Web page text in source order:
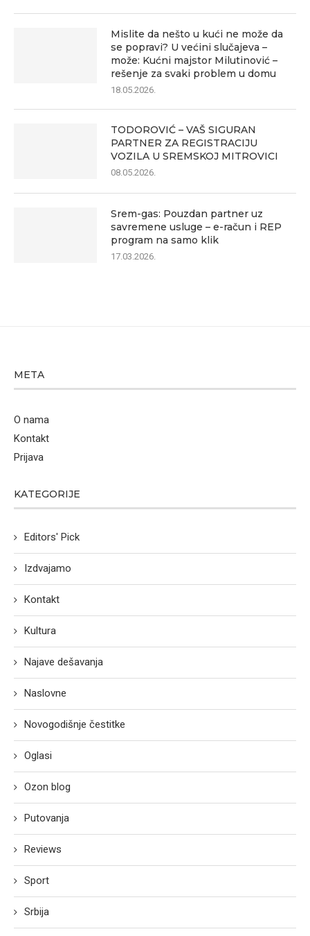
Mislite da nešto u kući ne može da
se popravi? U većini slučajeva –
može: Kućni majstor Milutinović –
rešenje za svaki problem u domu
18.05.2026.
TODOROVIĆ – VAŠ SIGURAN
PARTNER ZA REGISTRACIJU
VOZILA U SREMSKOJ MITROVICI
08.05.2026.
Srem-gas: Pouzdan partner uz
savremene usluge – e-račun i REP
program na samo klik
17.03.2026.
META
O nama
Kontakt
Prijava
KATEGORIJE
Editors' Pick
Izdvajamo
Kontakt
Kultura
Najave dešavanja
Naslovne
Novogodišnje čestitke
Oglasi
Ozon blog
Putovanja
Reviews
Sport
Srbija